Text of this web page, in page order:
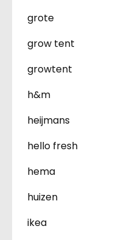
grote
grow tent
growtent
h&m
heijmans
hello fresh
hema
huizen
ikea